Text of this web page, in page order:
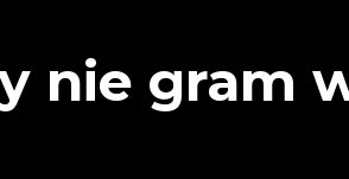
nie gram